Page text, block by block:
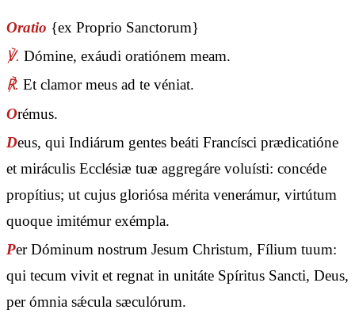
Oratio {ex Proprio Sanctorum}
℣. Dómine, exáudi oratiónem meam.
℟. Et clamor meus ad te véniat.
Orémus.
Deus, qui Indiárum gentes beáti Francísci prædicatióne
et miráculis Ecclésiæ tuæ aggregáre voluísti: concéde
propítius; ut cujus gloriósa mérita venerámur, virtútum
quoque imitémur exémpla.
Per Dóminum nostrum Jesum Christum, Fílium tuum:
qui tecum vivit et regnat in unitáte Spíritus Sancti, Deus,
per ómnia sǽcula sæculórum.